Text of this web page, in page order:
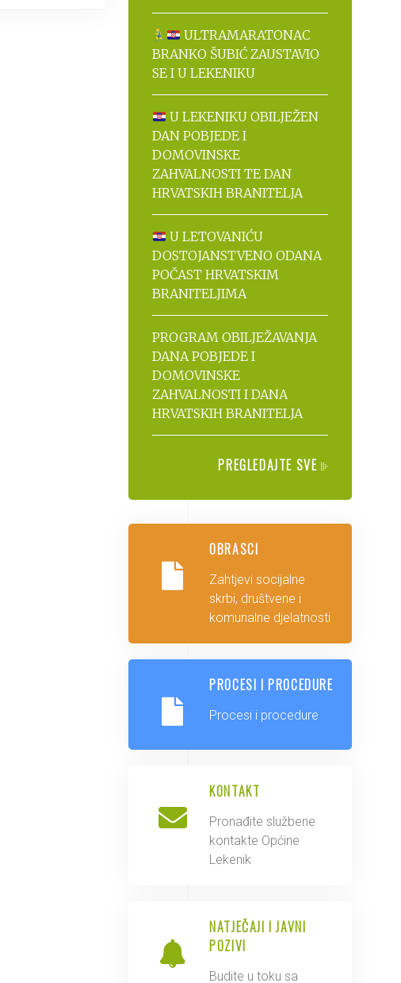
ULTRAMARATONAC
BRANKO ŠUBIĆ ZAUSTAVIO
SE I U LEKENIKU
U LEKENIKU OBILJEŽEN
DAN POBJEDE I
DOMOVINSKE
ZAHVALNOSTI TE DAN
HRVATSKIH BRANITELJA
U LETOVANIĆU
DOSTOJANSTVENO ODANA
POČAST HRVATSKIM
BRANITELJIMA
PROGRAM OBILJEŽAVANJA
DANA POBJEDE I
DOMOVINSKE
ZAHVALNOSTI I DANA
HRVATSKIH BRANITELJA
PREGLEDAJTE SVE
OBRASCI
Zahtjevi socijalne
skrbi, društvene i
komunalne djelatnosti
PROCESI I PROCEDURE
Procesi i procedure
KONTAKT
Pronađite službene
kontakte Općine
Lekenik
NATJEČAJI I JAVNI
POZIVI
Budite u toku sa